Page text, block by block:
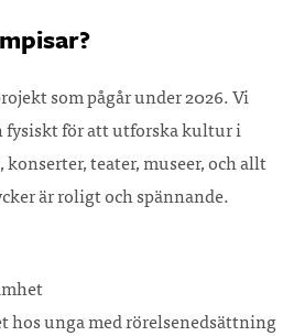
som pågår under 2026. Vi
fysiskt för att utforska kultur i
teater, museer, och allt
är roligt och spännande.
hos unga med rörelsenedsättning